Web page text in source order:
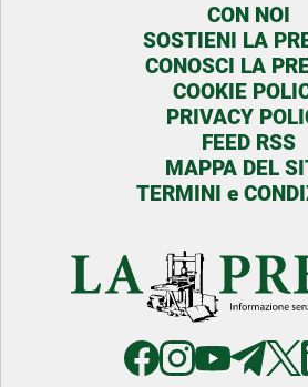
CON NOI
SOSTIENI LA
CONOSCI LA
COOKIE
PRIVACY
FEED RSS
MAPPA DEL
TERMINI e